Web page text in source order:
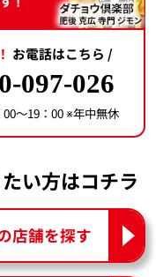
お電話はこちら /
097-026
00〜19：00 ※年中無休
い方はコチラ
店舗を探す